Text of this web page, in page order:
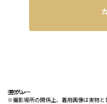
杢グレー
※撮影場所の関係上、着用画像は実物と
杢グレー
杢グレー